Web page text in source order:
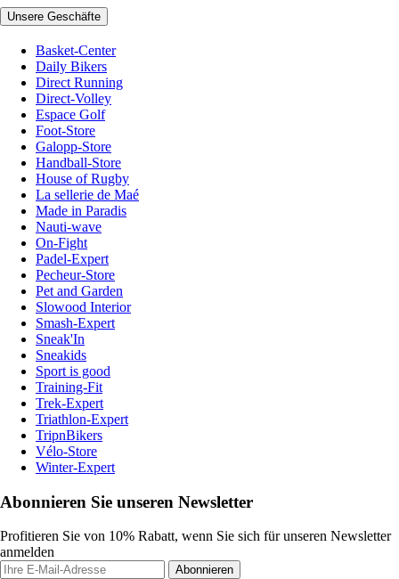
Unsere Geschäfte
Basket-Center
Daily Bikers
Direct Running
Direct-Volley
Espace Golf
Foot-Store
Galopp-Store
Handball-Store
House of Rugby
La sellerie de Maé
Made in Paradis
Nauti-wave
On-Fight
Padel-Expert
Pecheur-Store
Pet and Garden
Slowood Interior
Smash-Expert
Sneak'In
Sneakids
Sport is good
Training-Fit
Trek-Expert
Triathlon-Expert
TripnBikers
Vélo-Store
Winter-Expert
Abonnieren Sie unseren Newsletter
Profitieren Sie von 10% Rabatt, wenn Sie sich für unseren Newsletter
anmelden
Abonnieren